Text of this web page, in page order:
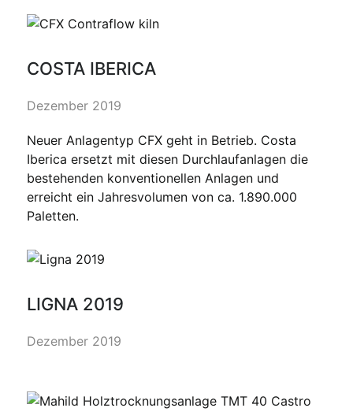
COSTA IBERICA
Dezember 2019
Neuer Anlagentyp CFX geht in Betrieb. Costa
Iberica ersetzt mit diesen Durchlaufanlagen die
bestehenden konventionellen Anlagen und
erreicht ein Jahresvolumen von ca. 1.890.000
Paletten.
LIGNA 2019
Dezember 2019